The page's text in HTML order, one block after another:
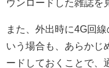
ウンロードした雑誌を
また、外出時に4G回
いう場合も、あらかじ
ードしておくことで、